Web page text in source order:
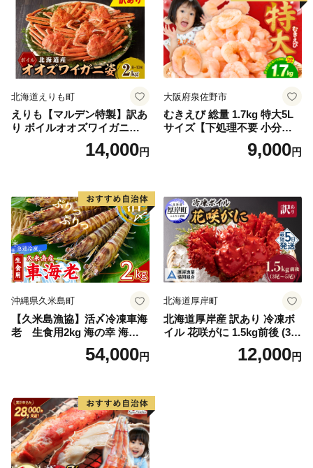
北海道えりも町
えりも【マルデン特製】訳あ
り ボイルオオズワイガニ姿2
kg《1kg(４尾～５尾)×2》【e
r002-051-a】 / ふるさと納税
イル済み 冷凍 カニ 蟹 かに
カニ味噌 甲羅 お得 格安 小ぶ
り 解凍 カニ鍋 甲羅焼き 海鮮
返礼品 特産品 新鮮 濃厚 旨み
簡単調理 家庭用 ギフト グル
メ
14,000円
大阪府泉佐野市
むきえび 総量 1.7kg 特大5L
サイズ【下処理不要 小分け 8
50g×2P 訳あり サイズ不揃い
バナメイエビ バラ凍結】
9,000円
沖縄県久米島町
【久米島漁協】活〆冷凍車海
老 生食用2kg 海の幸 海鮮
車えび クルマエビ 高級食材
生食 刺身 鮮度抜群 プリプリ
り物 お歳暮 お中元
54,000円
北海道厚岸町
北海道厚岸産 訳あり 冷凍ボ
イル 花咲がに 1.5kg前後 (3尾
～5尾入) 蟹 花咲ガニ 魚介類
魚介 [№5863-1090]12,000円